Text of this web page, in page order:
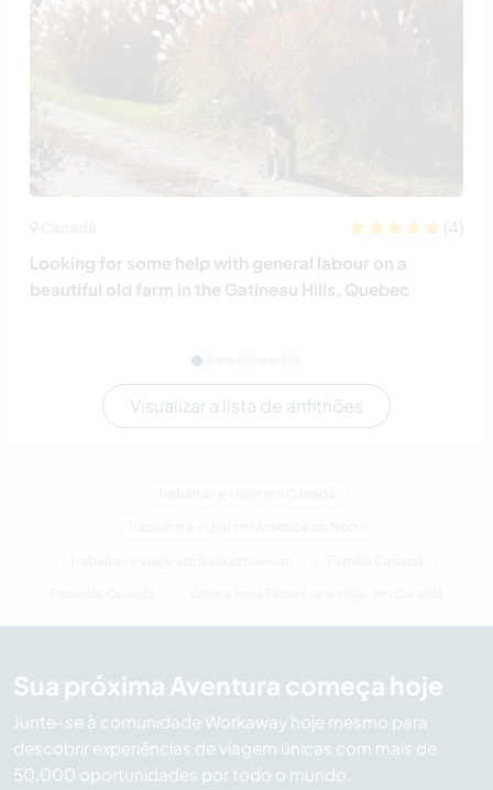
(4)
Looking for some help with general labour on a
beautiful old farm in the Gatineau Hills, Quebec
Visualizar a lista de anfitriões
Sua próxima Aventura começa hoje
Junte-se à comunidade Workaway hoje mesmo para
descobrir experiências de viagem únicas com mais de
50.000 oportunidades por todo o mundo.